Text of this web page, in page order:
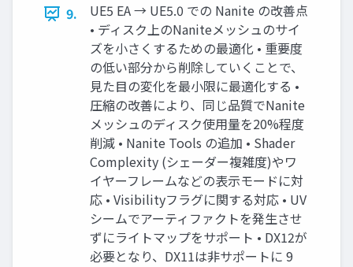
9.
UE5 EA → UE5.0 での Nanite の改善点
• ディスク上のNaniteメッシュのサイ
ズを小さくするための最適化 • 重要度
の低い部分から削除していくことで、
見た目の変化を最小限に最適化する •
圧縮の改善により、同じ品質でNanite
メッシュのディスク使用量を20%程度
削減 • Nanite Tools の追加 • Shader
Complexity (シェーダー複雑度)やワ
イヤーフレームなどの表示モードに対
応 • Visibilityフラグに関する対応 • UV
シームでアーティファクトを発生させ
ずにライトマップをサポート • DX12が
必要となり、DX11は非サポートに 9